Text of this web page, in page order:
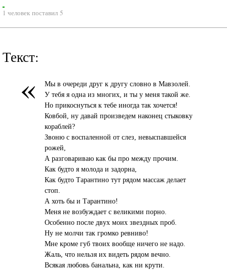
1 человек поставил 5
Текст:
«
Мы в очереди друг к другу словно в Мавзолей.
У тебя я одна из многих, и ты у меня такой же.
Но прикоснуться к тебе иногда так хочется!
Ковбой, ну давай произведем наконец стыковку
кораблей?
Звоню с воспаленной от слез, невыспавшейся
рожей,
А разговариваю как бы про между прочим.
Как будто я молода и задорна,
Как будто Тарантино тут рядом массаж делает
стоп.
А хоть бы и Тарантино!
Меня не возбуждает с великими порно.
Особенно после двух моих звездных проб.
Ну не молчи так громко ревниво!
Мне кроме губ твоих вообще ничего не надо.
Жаль, что нельзя их видеть рядом вечно.
Всякая любовь банальна, как ни крути.